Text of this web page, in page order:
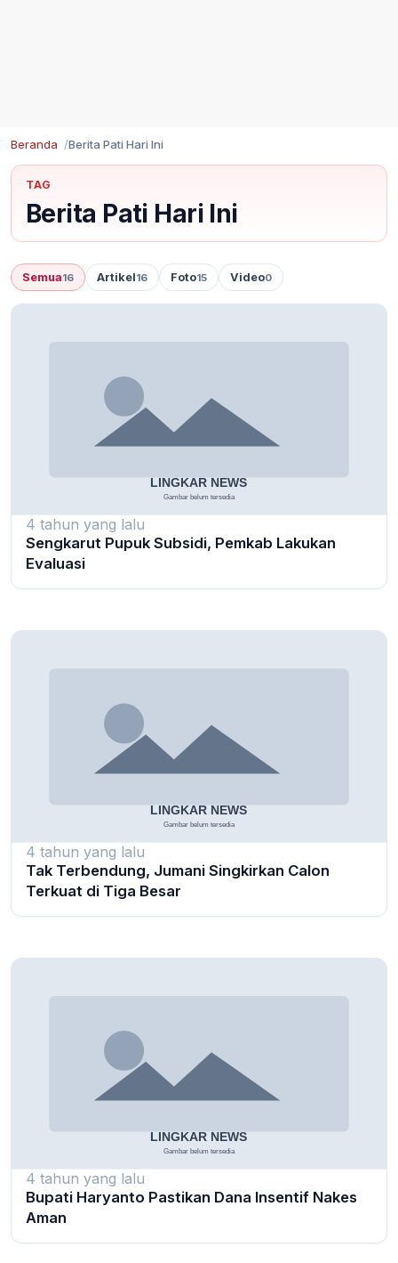
Beranda Berita Pati Hari Ini
TAG
Berita Pati Hari Ini
Semua16 Artikel16 Foto15 Video0
4 tahun yang lalu
Sengkarut Pupuk Subsidi, Pemkab Lakukan
Evaluasi
4 tahun yang lalu
Tak Terbendung, Jumani Singkirkan Calon
Terkuat di Tiga Besar
4 tahun yang lalu
Bupati Haryanto Pastikan Dana Insentif Nakes
Aman